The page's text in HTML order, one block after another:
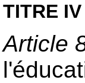
TITRE
Article